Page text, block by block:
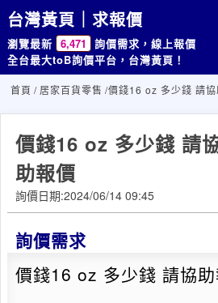
台灣黃頁｜求報價
瀏覽最新 6,471
詢價需求，線上報價
全台最大toB詢價平台，台灣黃頁！
首頁 / 居家百貨零售 /價錢16 oz 多少錢 請協
價錢16 oz 多少錢 請
助報價
詢價日期:2024/06/14 09:45
詢價需求
價錢16 oz 多少錢 請協